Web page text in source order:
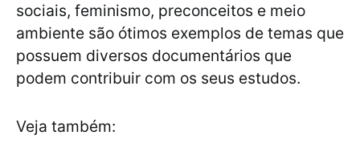
sociais, feminismo, preconceitos e meio
ambiente são ótimos exemplos de temas que
possuem diversos documentários que
podem contribuir com os seus estudos.
Veja também: